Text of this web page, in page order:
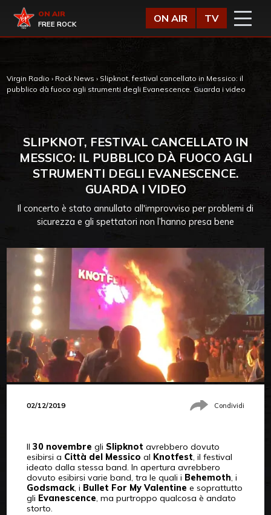
Virgin Radio
ON AIR
FREE ROCK
ON AIR TV
Virgin Radio › Rock News › Slipknot, festival cancellato in Messico: il
pubblico dà fuoco agli strumenti degli Evanescence. Guarda i video
SLIPKNOT, FESTIVAL CANCELLATO IN
MESSICO: IL PUBBLICO DÀ FUOCO AGLI
STRUMENTI DEGLI EVANESCENCE.
GUARDA I VIDEO
Il concerto è stato annullato all'improvviso per problemi di
sicurezza e gli spettatori non l’hanno presa bene
02/12/2019 Condividi
Il 30 novembre gli Slipknot avrebbero dovuto
esibirsi a Città del Messico al Knotfest, il festival
ideato dalla stessa band. In apertura avrebbero
dovuto esibirsi varie band, tra le quali i Behemoth, i
Godsmack, i Bullet For My Valentine e soprattutto
gli Evanescence, ma purtroppo qualcosa è andato
storto.